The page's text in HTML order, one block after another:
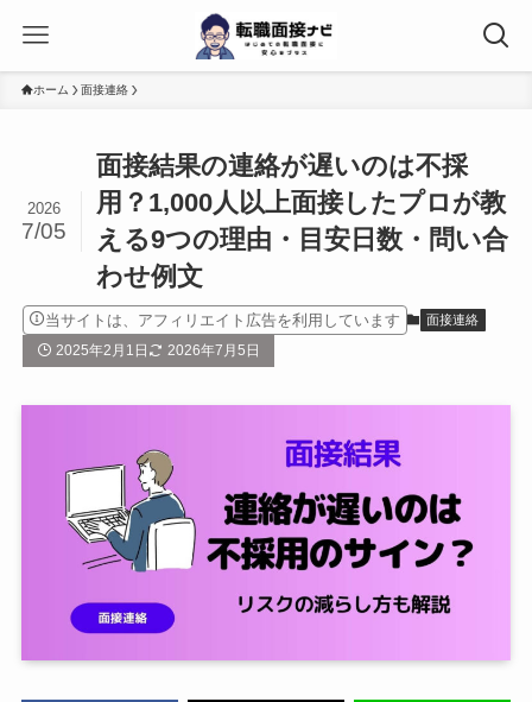
ホーム 面接連絡
面接結果の連絡が遅いのは不採
用？1,000人以上面接したプロが教
える9つの理由・目安日数・問い合
わせ例文
2026
7/05
当サイトは、アフィリエイト広告を利用しています 面接連絡
2025年2月1日 2026年7月5日